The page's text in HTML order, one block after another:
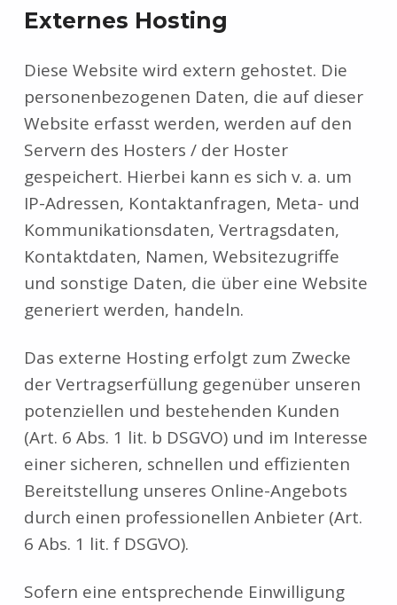
Externes Hosting
Diese Website wird extern gehostet. Die
personenbezogenen Daten, die auf dieser
Website erfasst werden, werden auf den
Servern des Hosters / der Hoster
gespeichert. Hierbei kann es sich v. a. um
IP-Adressen, Kontaktanfragen, Meta- und
Kommunikationsdaten, Vertragsdaten,
Kontaktdaten, Namen, Websitezugriffe
und sonstige Daten, die über eine Website
generiert werden, handeln.
Das externe Hosting erfolgt zum Zwecke
der Vertragserfüllung gegenüber unseren
potenziellen und bestehenden Kunden
(Art. 6 Abs. 1 lit. b DSGVO) und im Interesse
einer sicheren, schnellen und effizienten
Bereitstellung unseres Online-Angebots
durch einen professionellen Anbieter (Art.
6 Abs. 1 lit. f DSGVO).
Sofern eine entsprechende Einwilligung